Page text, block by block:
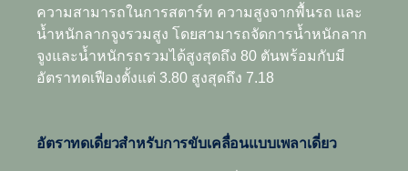
ไกลและการจัดส่งสินค้าในพื้นที่ รวมทั้งการใช้งานหนักใน
เขตพื้นที่ก่อสร้าง เกียร์โอเวอร์ไดรฟ์ยังให้แรงบิดเพิ่มขึ้น รวม
ทั้งช่วยให้มีรอบเครื่องต่ำและประหยัดขณะขับขี่ช้าๆ มีตัว
เลือกระบบเปลี่ยนเกียร์ออพติครูส และ เบรกเสริมรีทาร์เดอร์
ได้มาก จึงช่วยเพิ่มประสิทธิภาพในการใช้พลังงานให้ดียิ่งขึ้น
เปลี่ยนน้ำหนักที่ลดลง 60 กก. ให้เป็นน้ำหนักบรรทุกสินค้าที่
เพิ่มขึ้น นอกจากนี้ ยังมอบความพร้อมใช้งานที่สูงขึ้นด้วย
ระยะการเปลี่ยนถ่ายน้ำมันสูงถึงหนึ่งล้านกม. ทุกคุณสมบัตินี้
ความสามารถในการสตาร์ท ความสูงจากพื้นรถ และ
น้ำหนักลากจูงรวมสูง โดยสามารถจัดการน้ำหนักลาก
จูงและน้ำหนักรถรวมได้สูงสุดถึง 80 ตันพร้อมกับมี
อัตราทดเฟืองตั้งแต่ 3.80 สูงสุดถึง 7.18
อัตราทดเดี่ยวสำหรับการขับเคลื่อนแบบเพลาเดี่ยว